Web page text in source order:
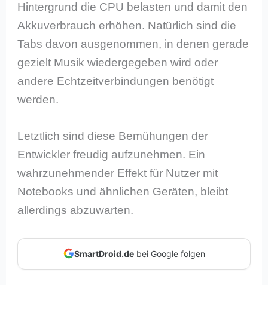
Hintergrund die CPU belasten und damit den
Akkuverbrauch erhöhen. Natürlich sind die
Tabs davon ausgenommen, in denen gerade
gezielt Musik wiedergegeben wird oder
andere Echtzeitverbindungen benötigt
werden.
Letztlich sind diese Bemühungen der
Entwickler freudig aufzunehmen. Ein
wahrzunehmender Effekt für Nutzer mit
Notebooks und ähnlichen Geräten, bleibt
allerdings abzuwarten.
SmartDroid.debei Google folgen